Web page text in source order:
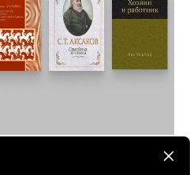
во владении
Почему в России